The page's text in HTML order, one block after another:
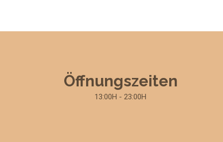
Öffnungszeiten
13:00H - 23:00H